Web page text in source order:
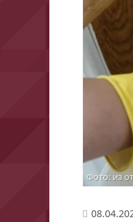
Фото: из